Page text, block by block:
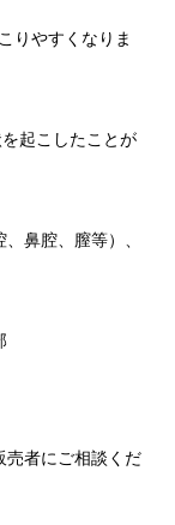
りやすくなりま
起こしたことが
鼻腔、膣等）、
売者にご相談くだ